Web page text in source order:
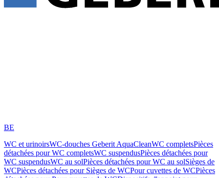
BE
WC et urinoirsWC-douches Geberit AquaCleanWC completsPièces
détachées pour WC completsWC suspendusPièces détachées pour
WC suspendusWC au solPièces détachées pour WC au solSièges de
WCPièces détachées pour Sièges de WCPour cuvettes de WCPièces